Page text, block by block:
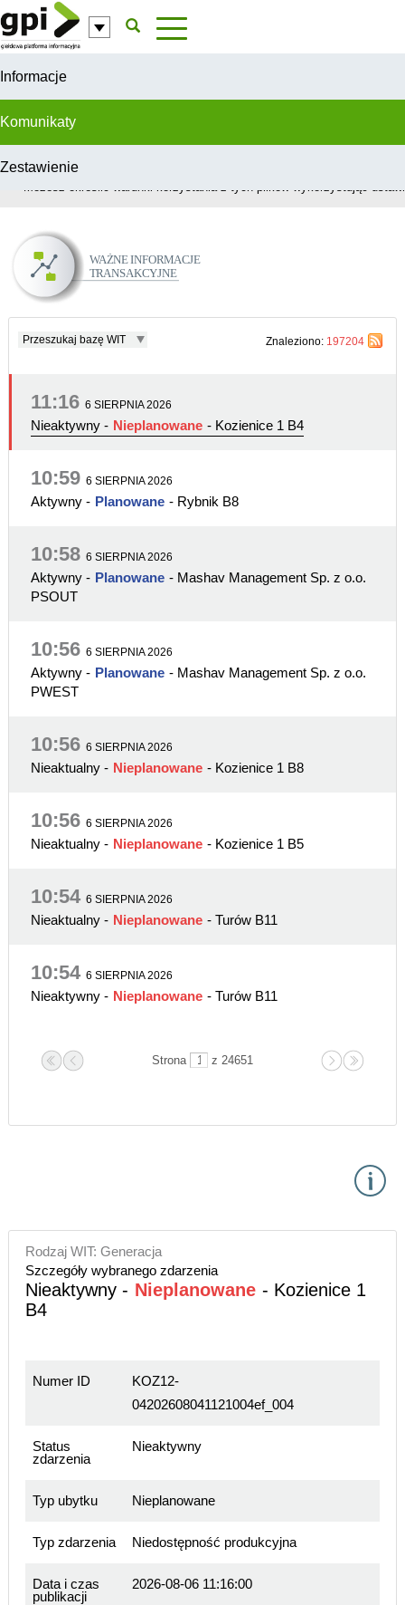
Przejdź do komentarzy
Informacje
Komunikaty
Zestawienie
W celu świadczenia usług na najwyższym poziomie, serwis GPI
Możesz określić warunki korzystania z tych plików wykorzystując
Ważne Informacje Transakcyjne
Znaleziono: 197204
Przeszukaj bazę WIT
11:16 6 SIERPNIA 2026
Nieaktywny- Nieplanowane - Kozienice 1 B4
10:59 6 SIERPNIA 2026
Aktywny- Planowane - Rybnik B8
10:58 6 SIERPNIA 2026
Aktywny- Planowane - Mashav Management Sp. z o.o.
PSOUT
10:56 6 SIERPNIA 2026
Aktywny- Planowane - Mashav Management Sp. z o.o.
PWEST
10:56 6 SIERPNIA 2026
Nieaktualny- Nieplanowane - Kozienice 1 B8
10:56 6 SIERPNIA 2026
Nieaktualny- Nieplanowane - Kozienice 1 B5
10:54 6 SIERPNIA 2026
Nieaktualny- Nieplanowane - Turów B11
10:54 6 SIERPNIA 2026
Nieaktywny- Nieplanowane - Turów B11
Strona z 24651
Rodzaj WIT: Generacja
Szczegóły wybranego zdarzenia
Nieaktywny - Nieplanowane - Kozienice 1
B4
Numer ID
KOZ12-
04202608041121004ef_004
Status
zdarzenia
Nieaktywny
Typ ubytku Nieplanowane
Typ zdarzenia Niedostępność produkcyjna
Data i czas
publikacji
2026-08-06 11:16:00